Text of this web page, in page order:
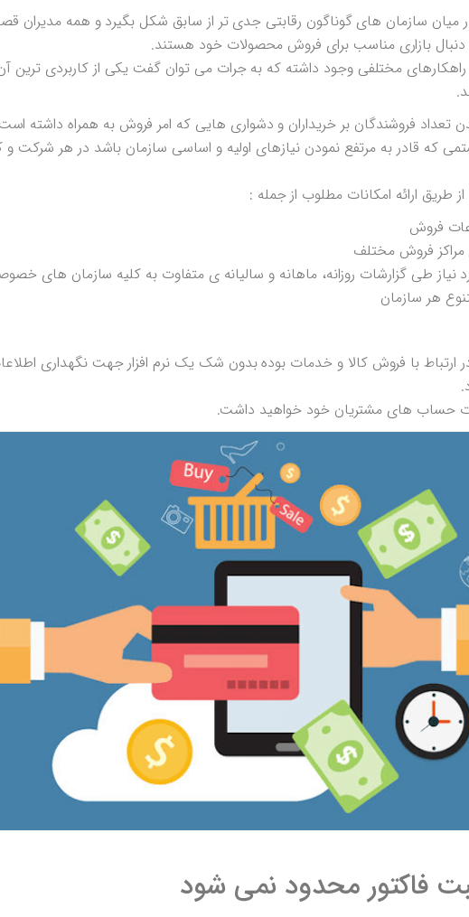
سازمان های گوناگون رقابتی جدی تر از سابق شکل بگیرد و همه مدیران قصد
دنبال بازاری مناسب برای فروش محصولات خود هستند.
مختلفی وجود داشته که به جرات می توان گفت یکی از کاربردی ترین
تعداد فروشندگان بر خریداران و دشواری هایی که امر فروش به همراه داشته
قادر به مرتفع نمودن نیازهای اولیه و اساسی سازمان باشد در هر شرکت
طریق ارائه امکانات مطلوب از جمله :
فروش
مراکز فروش مختلف
نیاز طی گزارشات روزانه، ماهانه و سالیانه ی متفاوت به کلیه سازمان های
هر سازمان
ارتباط با فروش کالا و خدمات بوده بدون شک یک نرم افزار جهت نگهداری
حساب های مشتریان خود خواهید داشت.
فاکتور محدود نمی شود